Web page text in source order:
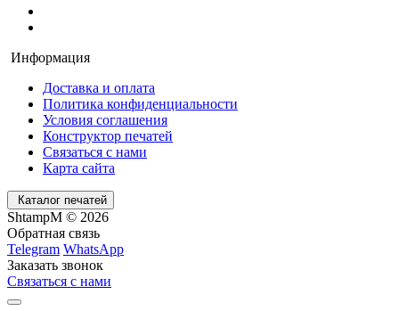
Информация
Доставка и оплата
Политика конфиденциальности
Условия соглашения
Конструктор печатей
Связаться с нами
Карта сайта
Каталог печатей
ShtampM © 2026
Обратная связь
Telegram WhatsApp
Заказать звонок
Связаться с нами